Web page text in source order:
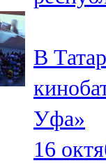
В
Уфа»
16